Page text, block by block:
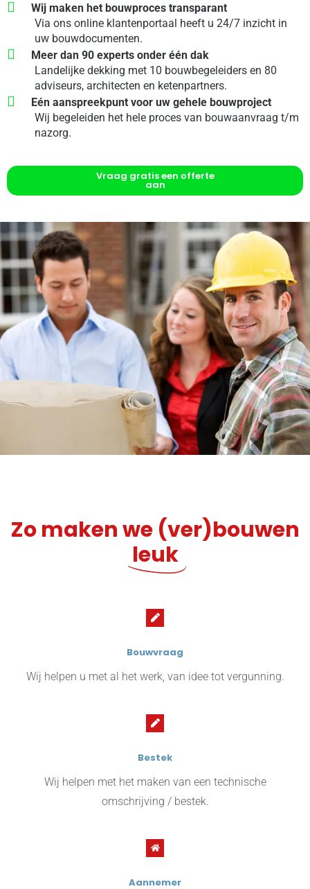
Wij maken het bouwproces transparant
Via ons online klantenportaal heeft u 24/7 inzicht in
uw bouwdocumenten.
Meer dan 90 experts onder één dak
Landelijke dekking met 10 bouwbegeleiders en 80
adviseurs, architecten en ketenpartners.
Eén aanspreekpunt voor uw gehele bouwproject
Wij begeleiden het hele proces van bouwaanvraag t/m
nazorg.
Vraag gratis een offerte
aan
Zo maken we (ver)bouwen
leuk
Bouwvraag
Wij helpen u met al het werk, van idee tot vergunning.
Bestek
Wij helpen met het maken van een technische
omschrijving / bestek.
Aannemer